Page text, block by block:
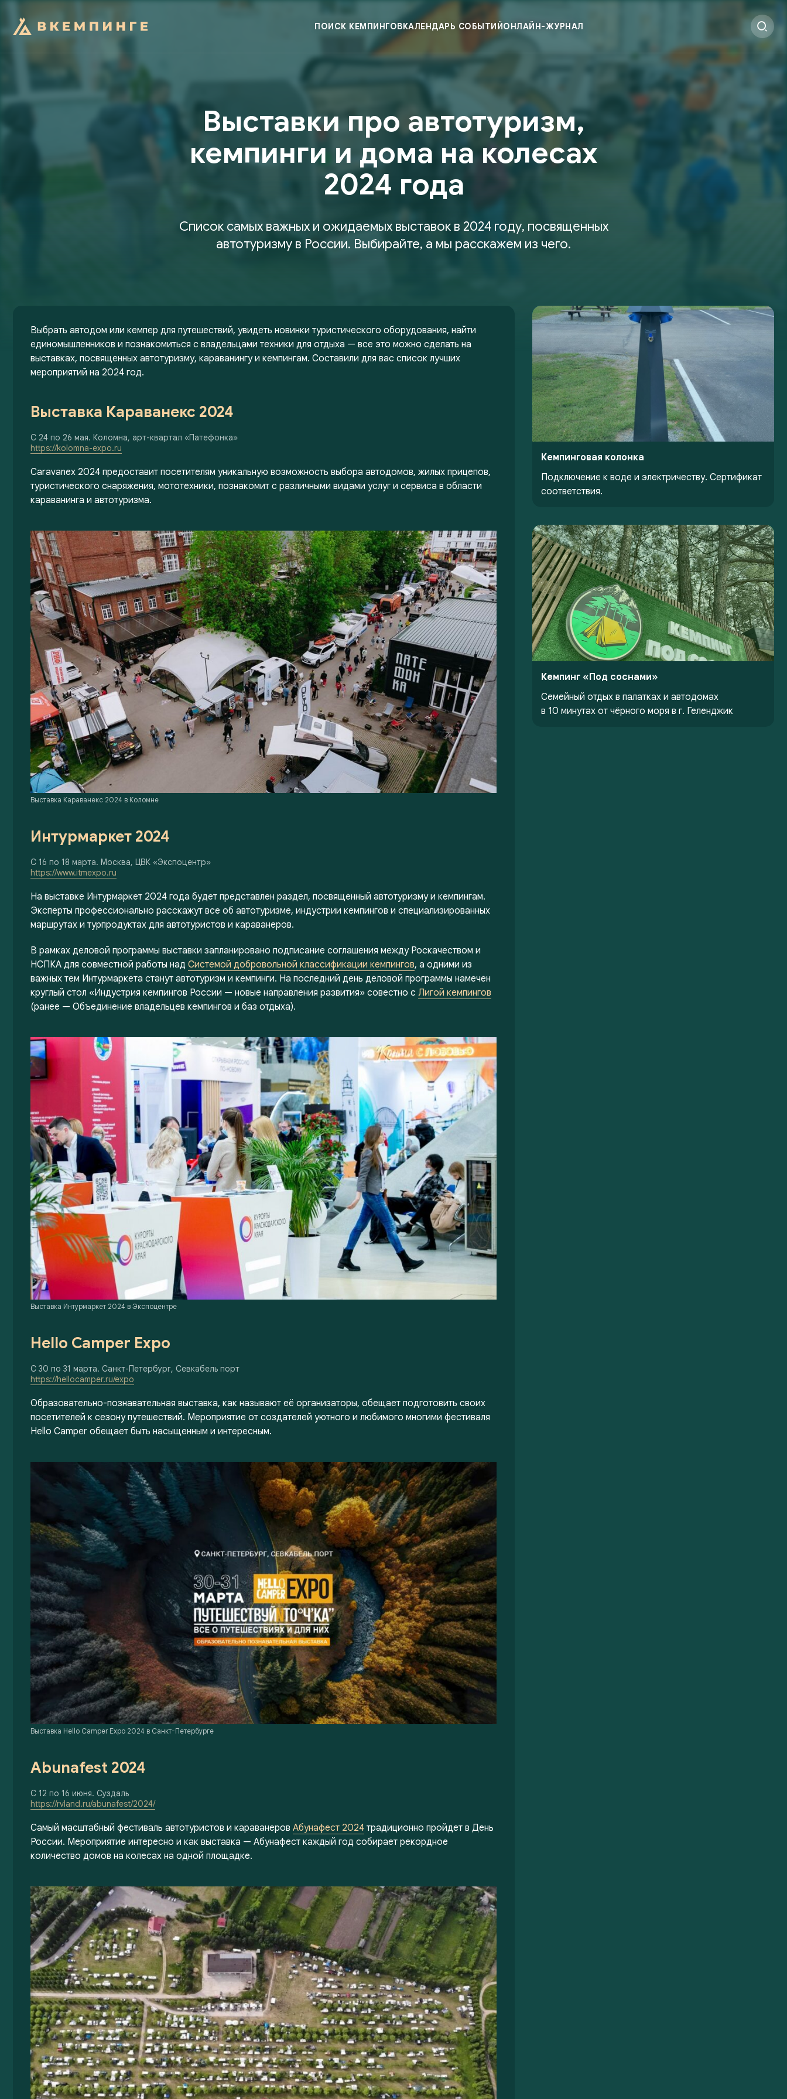
ПОИСК КЕМПИНГОВКАЛЕНДАРЬ СОБЫТИЙОНЛАЙН-ЖУРНАЛ
Выставки про автотуризм,
кемпинги и дома на колесах
2024 года
Список самых важных и ожидаемых выставок в 2024 году, посвященных
автотуризму в России. Выбирайте, а мы расскажем из чего.
Выбрать автодом или кемпер для путешествий, увидеть новинки туристического оборудования, найти
единомышленников и познакомиться с владельцами техники для отдыха — все это можно сделать на
выставках, посвященных автотуризму, караванингу и кемпингам. Составили для вас список лучших
мероприятий на 2024 год.
Выставка Караванекс 2024
С 24 по 26 мая. Коломна, арт-квартал «Патефонка»
https://kolomna-expo.ru
Caravanex 2024 предоставит посетителям уникальную возможность выбора автодомов, жилых прицепов,
туристического снаряжения, мототехники, познакомит с различными видами услуг и сервиса в области
караванинга и автотуризма.
Выставка Караванекс 2024 в Коломне
Интурмаркет 2024
С 16 по 18 марта. Москва, ЦВК «Экспоцентр»
https://www.itmexpo.ru
На выставке Интурмаркет 2024 года будет представлен раздел, посвященный автотуризму и кемпингам.
Эксперты профессионально расскажут все об автотуризме, индустрии кемпингов и специализированных
маршрутах и турпродуктах для автотуристов и караванеров.
В рамках деловой программы выставки запланировано подписание соглашения между Роскачеством и
НСПКА для совместной работы над Системой добровольной классификации кемпингов, а одними из
важных тем Интурмаркета станут автотуризм и кемпинги. На последний день деловой программы намечен
круглый стол «Индустрия кемпингов России — новые направления развития» совестно с Лигой кемпингов
(ранее — Объединение владельцев кемпингов и баз отдыха).
Выставка Интурмаркет 2024 в Экспоцентре
Hello Camper Expo
С 30 по 31 марта. Санкт-Петербург, Севкабель порт
https://hellocamper.ru/expo
Образовательно-познавательная выставка, как называют её организаторы, обещает подготовить своих
посетителей к сезону путешествий. Мероприятие от создателей уютного и любимого многими фестиваля
Hello Camper обещает быть насыщенным и интересным.
Выставка Hello Camper Expo 2024 в Санкт-Петербурге
Abunafest 2024
С 12 по 16 июня. Суздаль
https://rvland.ru/abunafest/2024/
Самый масштабный фестиваль автотуристов и караванеров Абунафест 2024 традиционно пройдет в День
России. Мероприятие интересно и как выставка — Абунафест каждый год собирает рекордное
количество домов на колесах на одной площадке.
Кемпинговая колонка
Подключение к воде и электричеству. Сертификат
соответствия.
Кемпинг «Под соснами»
Семейный отдых в палатках и автодомах
в 10 минутах от чёрного моря в г. Геленджик